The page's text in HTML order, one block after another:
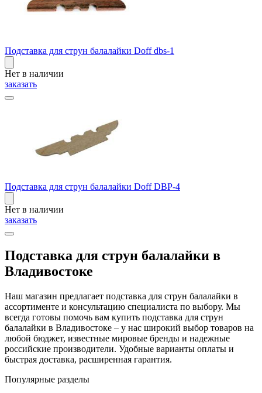
Подставка для струн балалайки Doff dbs-1
Нет в наличии
заказать
Подставка для струн балалайки Doff DBP-4
Нет в наличии
заказать
Подставка для струн балалайки в
Владивостоке
Наш магазин предлагает подставка для струн балалайки в
ассортименте и консультацию специалиста по выбору. Мы
всегда готовы помочь вам купить подставка для струн
балалайки в Владивостоке – у нас широкий выбор товаров на
любой бюджет, известные мировые бренды и надежные
российские производители. Удобные варианты оплаты и
быстрая доставка, расширенная гарантия.
Популярные разделы